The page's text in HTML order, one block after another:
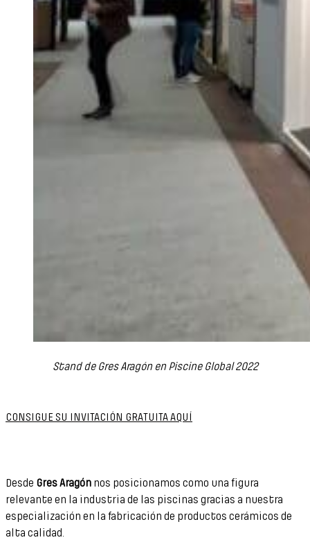
Stand de Gres Aragón en Piscine Global 2022
CONSIGUE SU INVITACIÓN GRATUITA AQUÍ
Desde Gres Aragón nos posicionamos como una figura
relevante en la industria de las piscinas gracias a nuestra
especialización en la fabricación de productos cerámicos de
alta calidad.